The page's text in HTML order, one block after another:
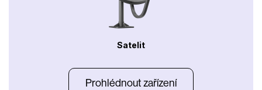
Satelit
Prohlédnout zařízení